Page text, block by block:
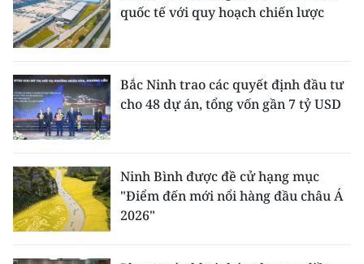
quốc tế với quy hoạch chiến lược
Bắc Ninh trao các quyết định đầu tư
cho 48 dự án, tổng vốn gần 7 tỷ USD
Ninh Bình được đề cử hạng mục
"Điểm đến mới nổi hàng đầu châu Á
2026"